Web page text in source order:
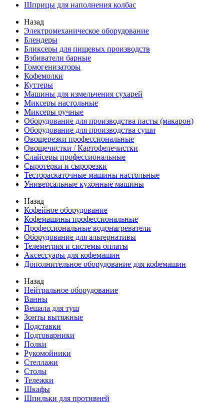
Шприцы для наполнения колбас
Назад
Электромеханическое оборудование
Блендеры
Бликсеры для пищевых производств
Взбиватели барные
Гомогенизаторы
Кофемолки
Куттеры
Машины для измельчения сухарей
Миксеры настольные
Миксеры ручные
Оборудование для производства пасты (макарон)
Оборудование для производства суши
Овощерезки профессиональные
Овощечистки / Картофелечистки
Слайсеры профессиональные
Сыротерки и сырорезки
Тестораскаточные машины настольные
Универсальные кухонные машины
Назад
Кофейное оборудование
Кофемашины профессиональные
Профессиональные водонагреватели
Оборудование для альтернативы
Телеметрия и системы оплаты
Аксессуары для кофемашин
Дополнительное оборудование для кофемашин
Назад
Нейтральное оборудование
Ванны
Вешала для туш
Зонты вытяжные
Подставки
Подтоварники
Полки
Рукомойники
Стеллажи
Столы
Тележки
Шкафы
Шпильки для противней